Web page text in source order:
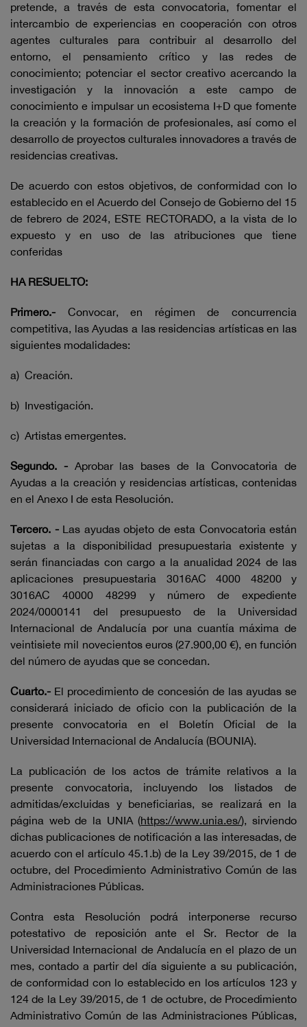
pretende, a través de esta convocatoria, fomentar el
intercambio de experiencias en cooperación con otros
agentes culturales para contribuir al desarrollo del
entorno, el pensamiento crítico y las redes de
conocimiento; potenciar el sector creativo acercando la
investigación y la innovación a este campo de
conocimiento e impulsar un ecosistema I+D que fomente
la creación y la formación de profesionales, así como el
desarrollo de proyectos culturales innovadores a través de
residencias creativas.
De acuerdo con estos objetivos, de conformidad con lo
establecido en el Acuerdo del Consejo de Gobierno del 15
de febrero de 2024, ESTE RECTORADO, a la vista de lo
expuesto y en uso de las atribuciones que tiene
conferidas
HA RESUELTO:
Primero.- Convocar, en régimen de concurrencia
competitiva, las Ayudas a las residencias artísticas en las
siguientes modalidades:
a) Creación.
b) Investigación.
c) Artistas emergentes.
Segundo. -Aprobar las bases de la Convocatoria de
Ayudas a la creación y residencias artísticas, contenidas
en el Anexo I de esta Resolución.
Tercero. -Las ayudas objeto de esta Convocatoria están
sujetas a la disponibilidad presupuestaria existente y
serán financiadas con cargo a la anualidad 2024 de las
aplicaciones presupuestaria 3016AC 4000 48200 y
3016AC 40000 48299 y número de expediente
2024/0000141 del presupuesto de la Universidad
Internacional de Andalucía por una cuantía máxima de
veintisiete mil novecientos euros (27.900,00 €), en función
del número de ayudas que se concedan.
Cuarto.- El procedimiento de concesión de las ayudas se
considerará iniciado de oficio con la publicación de la
presente convocatoria en el Boletín Oficial de la
Universidad Internacional de Andalucía (BOUNIA).
La publicación de los actos de trámite relativos a la
presente convocatoria, incluyendo los listados de
admitidas/excluidas y beneficiarias, se realizará en la
página web de la UNIA (https://www.unia.es/), sirviendo
dichas publicaciones de notificación a las interesadas, de
acuerdo con el artículo 45.1.b) de la Ley 39/2015, de 1 de
octubre, del Procedimiento Administrativo Común de las
Administraciones Públicas.
Contra esta Resolución podrá interponerse recurso
potestativo de reposición ante el Sr. Rector de la
Universidad Internacional de Andalucía en el plazo de un
mes, contado a partir del día siguiente a su publicación,
de conformidad con lo establecido en los artículos 123 y
124 de la Ley 39/2015, de 1 de octubre, de Procedimiento
Administrativo Común de las Administraciones Públicas,